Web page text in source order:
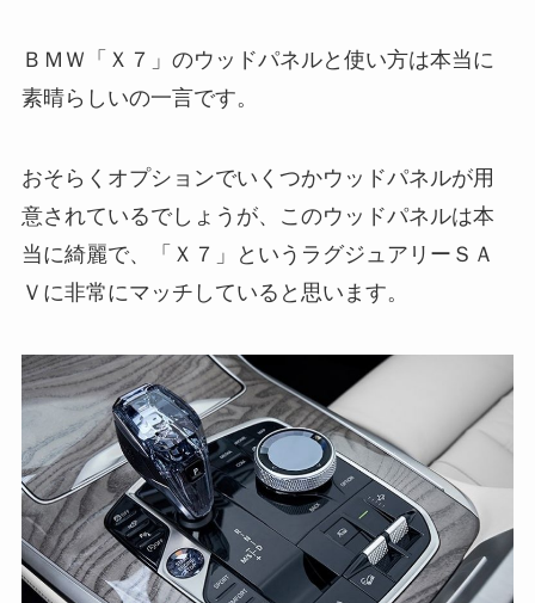
ＢＭＷ「Ｘ７」のウッドパネルと使い方は本当に
素晴らしいの一言です。
おそらくオプションでいくつかウッドパネルが用
意されているでしょうが、このウッドパネルは本
当に綺麗で、「Ｘ７」というラグジュアリーＳＡ
Ｖに非常にマッチしていると思います。